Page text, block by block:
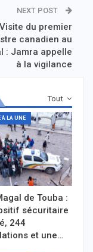
NEXT POST
Visite du premier
canadien au
: Jamra appelle
à la vigilance
Tout
À LA UNE
de Touba :
sécuritaire
244
et une…